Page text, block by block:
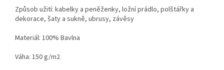
Způsob užití: kabelky a peněženky, ložní prádlo, polštářky a
dekorace, šaty a sukně, ubrusy, závěsy
Materiál: 100% Bavlna
Váha: 150 g/m2